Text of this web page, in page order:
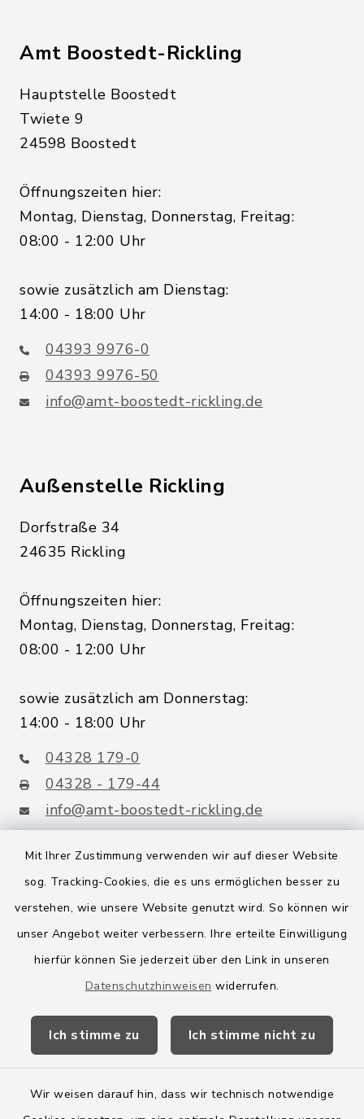
Mit Ihrer Zustimmung verwenden wir auf dieser Website
sog. Tracking-Cookies, die es uns ermöglichen besser zu
verstehen, wie unsere Website genutzt wird. So können wir
unser Angebot weiter verbessern. Ihre erteilte Einwilligung
hierfür können Sie jederzeit über den Link in unseren
Datenschutzhinweisen widerrufen.
Ich stimme zu Ich stimme nicht zu
Wir weisen darauf hin, dass wir technisch notwendige
Amt Boostedt-Rickling
Hauptstelle Boostedt
Twiete 9
24598 Boostedt
Öffnungszeiten hier:
Montag, Dienstag, Donnerstag, Freitag:
08:00 - 12:00 Uhr
sowie zusätzlich am Dienstag:
14:00 - 18:00 Uhr
04393 9976-0
04393 9976-50
info@amt-boostedt-rickling.de
Außenstelle Rickling
Dorfstraße 34
24635 Rickling
Öffnungszeiten hier:
Montag, Dienstag, Donnerstag, Freitag:
08:00 - 12:00 Uhr
sowie zusätzlich am Donnerstag:
14:00 - 18:00 Uhr
04328 179-0
04328 - 179-44
info@amt-boostedt-rickling.de
Quicklinks
Amt Boostedt-Rickling
Amtsbroschüre
Wege-Zweckverband